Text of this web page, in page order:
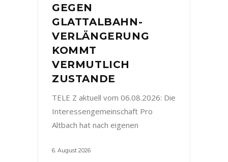
GEGEN
GLATTALBAHN-
VERLÄNGERUNG
KOMMT
VERMUTLICH
ZUSTANDE
TELE Z aktuell vom 06.08.2026: Die
Interessengemeinschaft Pro
Altbach hat nach eigenen
6. August 2026